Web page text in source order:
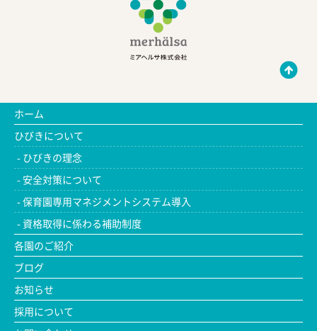
ホーム
ひびきについて
ひびきの理念
安全対策について
保育園専用マネジメントシステム導入
資格取得に係わる補助制度
各園のご紹介
ブログ
お知らせ
採用について